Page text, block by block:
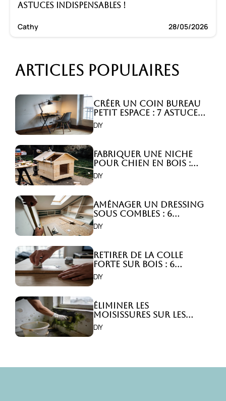
astuces indispensables !
Cathy 28/05/2026
Articles populaires
Créer un coin bureau
petit espace : 7 astuces
malignes!
DIY
Fabriquer une niche
pour chien en bois :
Comment faire ?
DIY
Aménager un dressing
sous combles : 6
astuces indispensables
!
DIY
Retirer de la colle
forte sur bois : 6
astuces efficaces !
DIY
Éliminer les
moisissures sur les
murs : 5 solutions
efficaces ?
DIY